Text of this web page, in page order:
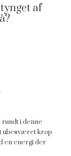
af
i denne
ubesværet krop
en energi der